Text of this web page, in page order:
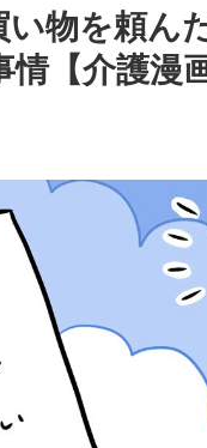
物を頼ん
【介護漫画